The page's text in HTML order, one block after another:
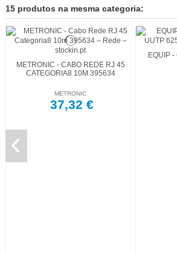
15 produtos na mesma categoria:
METRONIC - CABO REDE RJ 45
CATEGORIA8 10M 395634
METRONIC
37,32 €
EQUIP -